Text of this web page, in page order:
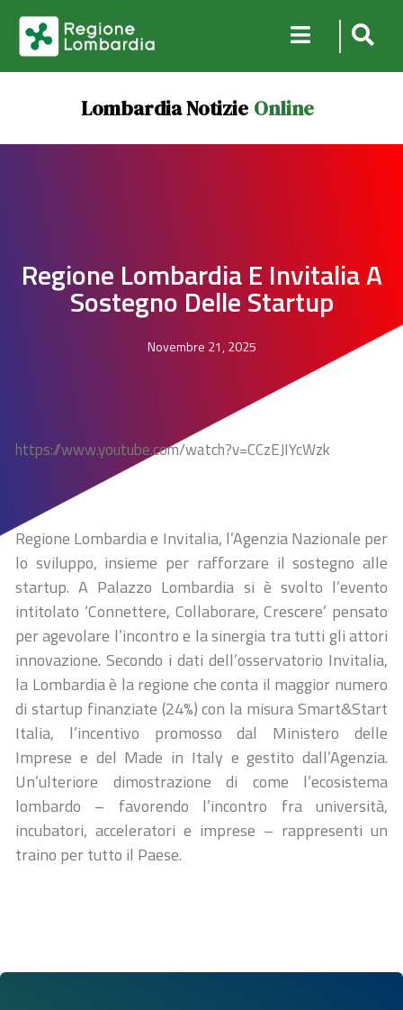
Lombardia Notizie Online
Regione Lombardia E Invitalia A
Sostegno Delle Startup
Novembre 21, 2025
https://www.youtube.com/watch?v=CCzEJIYcWzk
Regione Lombardia e Invitalia, l’Agenzia Nazionale per
lo sviluppo, insieme per rafforzare il sostegno alle
startup. A Palazzo Lombardia si è svolto l’evento
intitolato ‘Connettere, Collaborare, Crescere’ pensato
per agevolare l’incontro e la sinergia tra tutti gli attori
innovazione. Secondo i dati dell’osservatorio Invitalia,
la Lombardia è la regione che conta il maggior numero
di startup finanziate (24%) con la misura Smart&Start
Italia, l’incentivo promosso dal Ministero delle
Imprese e del Made in Italy e gestito dall’Agenzia.
Un’ulteriore dimostrazione di come l’ecosistema
lombardo – favorendo l’incontro fra università,
incubatori, acceleratori e imprese – rappresenti un
traino per tutto il Paese.